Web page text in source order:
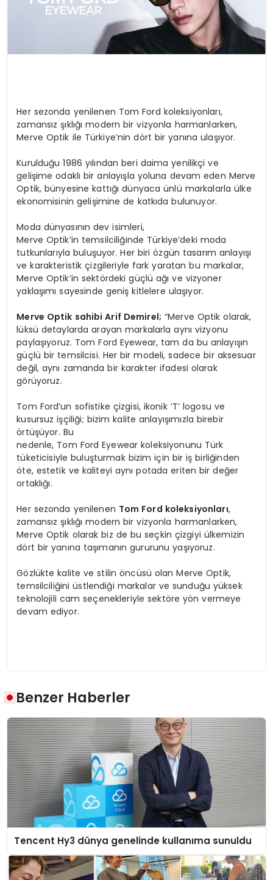
Her sezonda yenilenen Tom Ford koleksiyonları,
zamansız şıklığı modern bir vizyonla harmanlarken,
Merve Optik ile Türkiye’nin dört bir yanına ulaşıyor.
Kurulduğu 1986 yılından beri daima yenilikçi ve
gelişime odaklı bir anlayışla yoluna devam eden Merve
Optik, bünyesine kattığı dünyaca ünlü markalarla ülke
ekonomisinin gelişimine de katkıda bulunuyor.
Moda dünyasının dev isimleri,
Merve Optik’in temsilciliğinde Türkiye’deki moda
tutkunlarıyla buluşuyor. Her biri özgün tasarım anlayışı
ve karakteristik çizgileriyle fark yaratan bu markalar,
Merve Optik’in sektördeki güçlü ağı ve vizyoner
yaklaşımı sayesinde geniş kitlelere ulaşıyor.
Merve Optik sahibi Arif Demirel; “Merve Optik olarak,
lüksü detaylarda arayan markalarla aynı vizyonu
paylaşıyoruz. Tom Ford Eyewear, tam da bu anlayışın
güçlü bir temsilcisi. Her bir modeli, sadece bir aksesuar
değil, aynı zamanda bir karakter ifadesi olarak
görüyoruz.
Tom Ford’un sofistike çizgisi, ikonik ‘T’ logosu ve
kusursuz işçiliği; bizim kalite anlayışımızla birebir
örtüşüyor. Bu
nedenle, Tom Ford Eyewear koleksiyonunu Türk
tüketicisiyle buluşturmak bizim için bir iş birliğinden
öte, estetik ve kaliteyi aynı potada eriten bir değer
ortaklığı.
Her sezonda yenilenen Tom Ford koleksiyonları,
zamansız şıklığı modern bir vizyonla harmanlarken,
Merve Optik olarak biz de bu seçkin çizgiyi ülkemizin
dört bir yanına taşımanın gururunu yaşıyoruz.
Gözlükte kalite ve stilin öncüsü olan Merve Optik,
temsilciliğini üstlendiği markalar ve sunduğu yüksek
teknolojili cam seçenekleriyle sektöre yön vermeye
devam ediyor.
Benzer Haberler
Tencent Hy3 dünya genelinde kullanıma sunuldu